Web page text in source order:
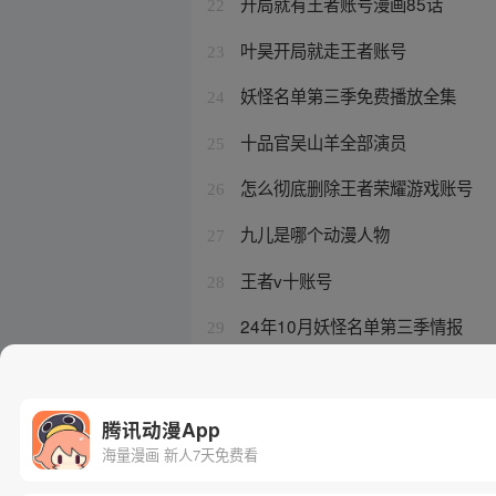
22
23 叶昊开局就走王者账号
24 妖怪名单第三季免费播放全集
25 十品官吴山羊全部演员
26 怎么彻底删除王者荣耀游戏账号
27 九儿是哪个动漫人物
28 王者v十账号
29 24年10月妖怪名单第三季情报
腾讯动漫App
海量漫画 新人7天免费看